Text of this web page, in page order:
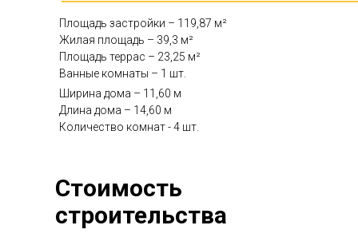
Площадь застройки – 119,87 м²
Жилая площадь – 39,3 м²
Площадь террас – 23,25 м²
Ванные комнаты – 1 шт.
Ширина дома – 11,60 м
Длина дома – 14,60 м
Количество комнат - 4 шт.
Стоимость
строительства